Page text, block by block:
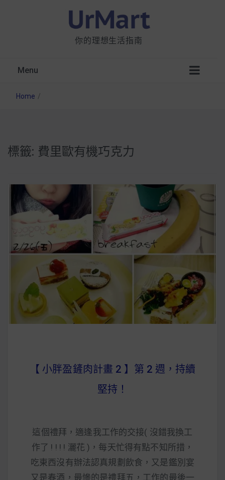
你的理想生活指南
Menu
星巴克都用 OATLY 泡咖啡？市售燕麥奶大剖
無麩質食物清單一覽：燕麥、麵包還有餅乾，
早餐這樣料理最適合！
早上沒時間做早餐？10 款隔夜更美味的燕麥粥
簡單料理
健身重訓菜單
運動健身飲食建議
七大經典健身疑問，不要再被這些問題困擾
減醣食材推薦
減醣料理食譜
Home /
標籤: 費里歐有機巧克力
【 小胖盈鏟肉計畫 2 】第 2 週，持續
堅持！
這個禮拜，適逢我工作的交接( 沒錯我換工
作了 ! ! ! ! 灑花 )，每天忙得有點不知所措，
吃東西沒有辦法認真規劃飲食，又是鑑別宴
又是春酒，最慘的是禮拜五，工作的最後一